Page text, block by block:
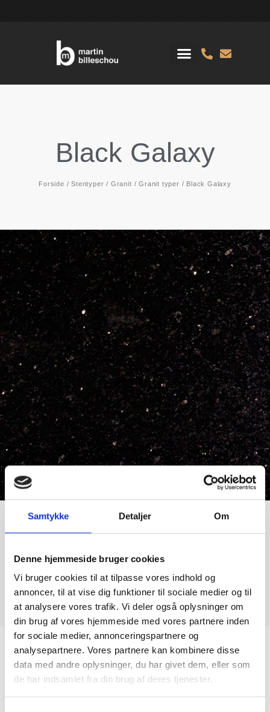
Samtykke Detaljer Om
Denne hjemmeside bruger cookies
Vi bruger cookies til at tilpasse vores indhold og
annoncer, til at vise dig funktioner til sociale medier og til
at analysere vores trafik. Vi deler også oplysninger om
din brug af vores hjemmeside med vores partnere inden
for sociale medier, annonceringspartnere og
analysepartnere. Vores partnere kan kombinere disse
data med andre oplysninger, du har givet dem, eller som
de har indsamlet fra din brug af deres tjenester.
Black Galaxy
Forside /Stentyper / Granit /Granit typer / Black Galaxy
Black Galaxy
Anvendelse: Bordplader, vinduesplader og gulve.
Oprindelsesland: Indien
Type: Gabbro
Relaterede Varer